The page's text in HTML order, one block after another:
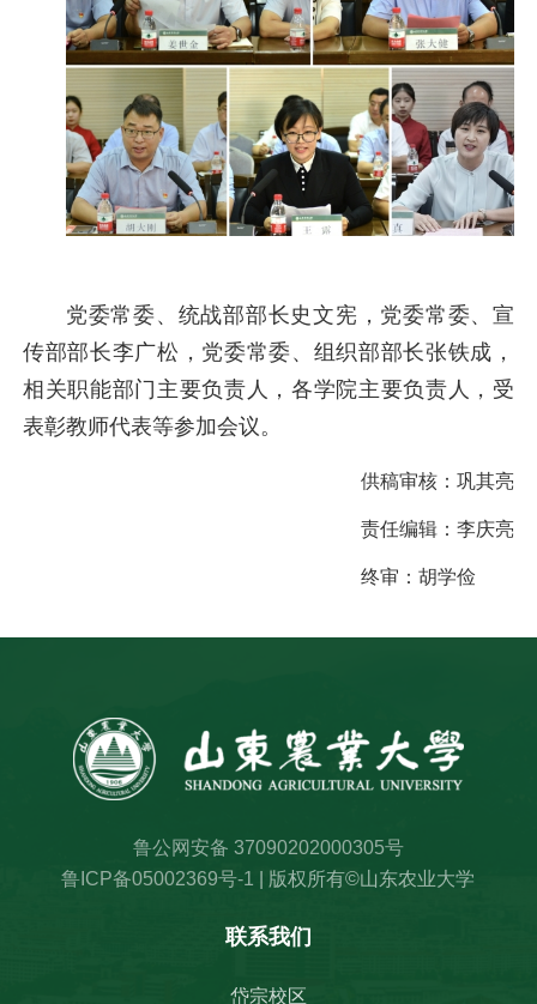
党委常委、统战部部长史文宪，党委常委、宣
传部部长李广松，党委常委、组织部部长张铁成，
相关职能部门主要负责人，各学院主要负责人，受
表彰教师代表等参加会议。
供稿审核：巩其亮
责任编辑：李庆亮
终审：胡学俭
鲁公网安备 37090202000305号
鲁ICP备05002369号-1 | 版权所有©山东农业大学
联系我们
岱宗校区